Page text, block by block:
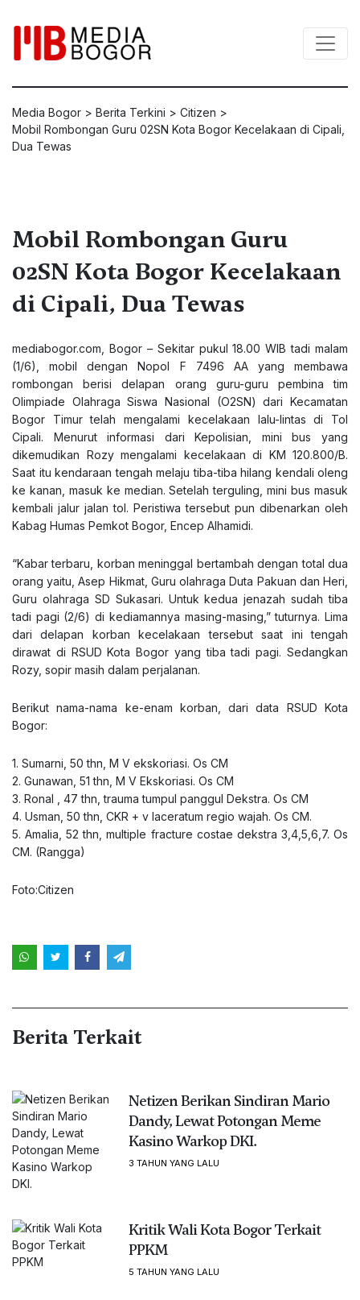
Media Bogor > Berita Terkini > Citizen >
Mobil Rombongan Guru 02SN Kota Bogor Kecelakaan di Cipali,
Dua Tewas
Mobil Rombongan Guru
02SN Kota Bogor Kecelakaan
di Cipali, Dua Tewas
mediabogor.com , Bogor – Sekitar pukul 18.00 WIB tadi malam
(1/6), mobil dengan Nopol F 7496 AA yang membawa
rombongan berisi delapan orang guru-guru pembina tim
Olimpiade Olahraga Siswa Nasional (O2SN) dari Kecamatan
Bogor Timur telah mengalami kecelakaan lalu-lintas di Tol
Cipali. Menurut informasi dari Kepolisian, mini bus yang
dikemudikan Rozy mengalami kecelakaan di KM 120.800/B.
Saat itu kendaraan tengah melaju tiba-tiba hilang kendali oleng
ke kanan, masuk ke median. Setelah terguling, mini bus masuk
kembali jalur jalan tol. Peristiwa tersebut pun dibenarkan oleh
Kabag Humas Pemkot Bogor, Encep Alhamidi.
“Kabar terbaru, korban meninggal bertambah dengan total dua
orang yaitu, Asep Hikmat, Guru olahraga Duta Pakuan dan Heri,
Guru olahraga SD Sukasari. Untuk kedua jenazah sudah tiba
tadi pagi (2/6) di kediamannya masing-masing,” tuturnya. Lima
dari delapan korban kecelakaan tersebut saat ini tengah
dirawat di RSUD Kota Bogor yang tiba tadi pagi. Sedangkan
Rozy, sopir masih dalam perjalanan.
Berikut nama-nama ke-enam korban, dari data RSUD Kota
Bogor:
1. Sumarni, 50 thn, M V ekskoriasi. Os CM
2. Gunawan, 51 thn, M V Ekskoriasi. Os CM
3. Ronal , 47 thn, trauma tumpul panggul Dekstra. Os CM
4. Usman, 50 thn, CKR + v laceratum regio wajah. Os CM.
5. Amalia, 52 thn, multiple fracture costae dekstra 3,4,5,6,7. Os
CM. (Rangga)
Foto:Citizen
Berita Terkait
Netizen Berikan Sindiran Mario
Dandy, Lewat Potongan Meme
Kasino Warkop DKI.
3 TAHUN YANG LALU
Kritik Wali Kota Bogor Terkait
PPKM
5 TAHUN YANG LALU